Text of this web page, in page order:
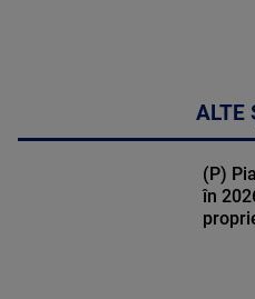
ALTE
(P)
în